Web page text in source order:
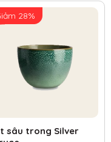
28%
sâu trong Silver